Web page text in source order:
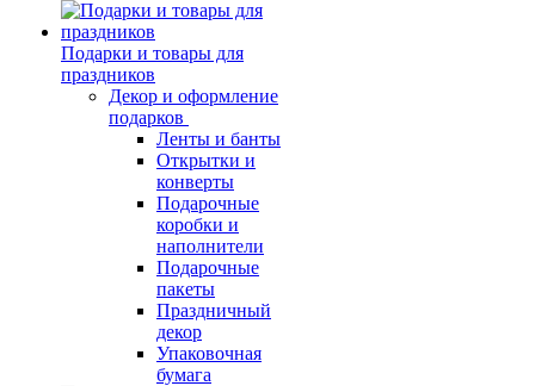
Подарки и товары для
праздников
Декор и оформление
подарков
Ленты и банты
Открытки и
конверты
Подарочные
коробки и
наполнители
Подарочные
пакеты
Праздничный
декор
Упаковочная
бумага